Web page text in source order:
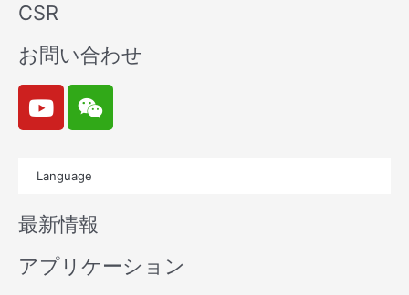
CSR
お問い合わせ
Y
o
u
b
e
W
e
i
n
Language
最新情報
アプリケーション